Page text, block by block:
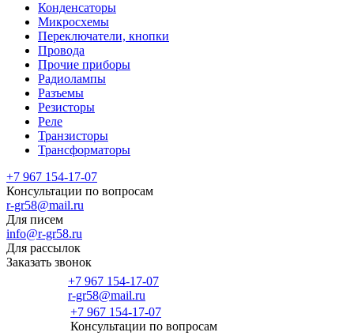
Конденсаторы
Микросхемы
Переключатели, кнопки
Провода
Прочие приборы
Радиолампы
Разъемы
Резисторы
Реле
Транзисторы
Трансформаторы
+7 967 154-17-07
Консультации по вопросам
r-gr58@mail.ru
Для писем
info@r-gr58.ru
Для рассылок
Заказать звонок
+7 967 154-17-07
r-gr58@mail.ru
+7 967 154-17-07
Консультации по вопросам